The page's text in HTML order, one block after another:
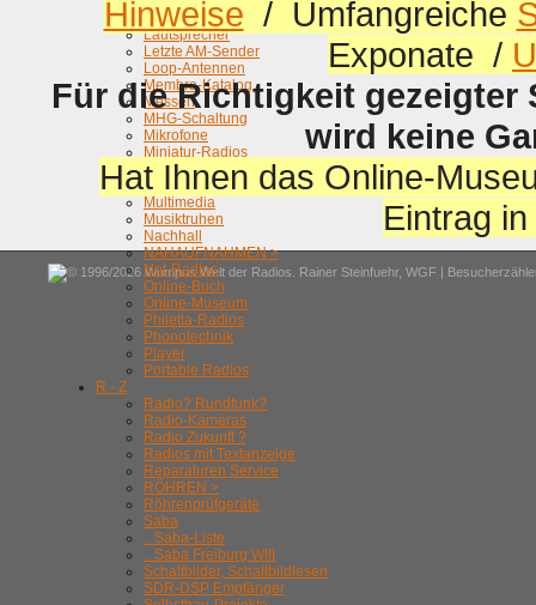
Belamie
Lautsprecher
Letzte AM-Sender
Loop-Antennen
Membra-Katalog
Messen
MHG-Schaltung
Mikrofone
Miniatur-Radios
Modern-zu-alt Verbinden
Morphy Richards
Multimedia
Musiktruhen
Nachhall
NAHAUFNAHMEN >
Not-Radios
Online-Buch
Online-Museum
Philetta-Radios
Phonotechnik
Player
Portable Radios
R - Z
Radio? Rundfunk?
Radio-Kameras
Radio Zukunft ?
Radios mit Textanzeige
Reparaturen Service
RÖHREN >
Röhrenprüfgeräte
Saba
.. Saba-Liste
.. Saba Freiburg WIII
Schaltbilder, Schaltbildlesen
SDR-DSP Empfänger
Hinweise / Umfangreiche
Exponate /
Für die Richtigkeit
wird keine
Hat Ihnen das Online-
Eintrag
© 1996/2026 Wumpus Welt der Radios. Rainer Steinfuehr, WGF |